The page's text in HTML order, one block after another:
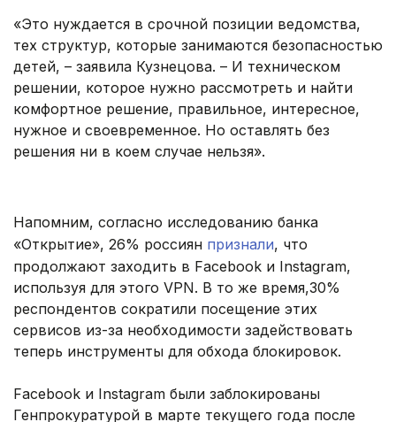
«Это нуждается в срочной позиции ведомства,
тех структур, которые занимаются безопасностью
детей, – заявила Кузнецова. – И техническом
решении, которое нужно рассмотреть и найти
комфортное решение, правильное, интересное,
нужное и своевременное. Но оставлять без
решения ни в коем случае нельзя».
Напомним, согласно исследованию банка
«Открытие», 26% россиян признали, что
продолжают заходить в Facebook и Instagram,
используя для этого VPN. В то же время,30%
респондентов сократили посещение этих
сервисов из-за необходимости задействовать
теперь инструменты для обхода блокировок.
Facebook и Instagram были заблокированы
Генпрокуратурой в марте текущего года после